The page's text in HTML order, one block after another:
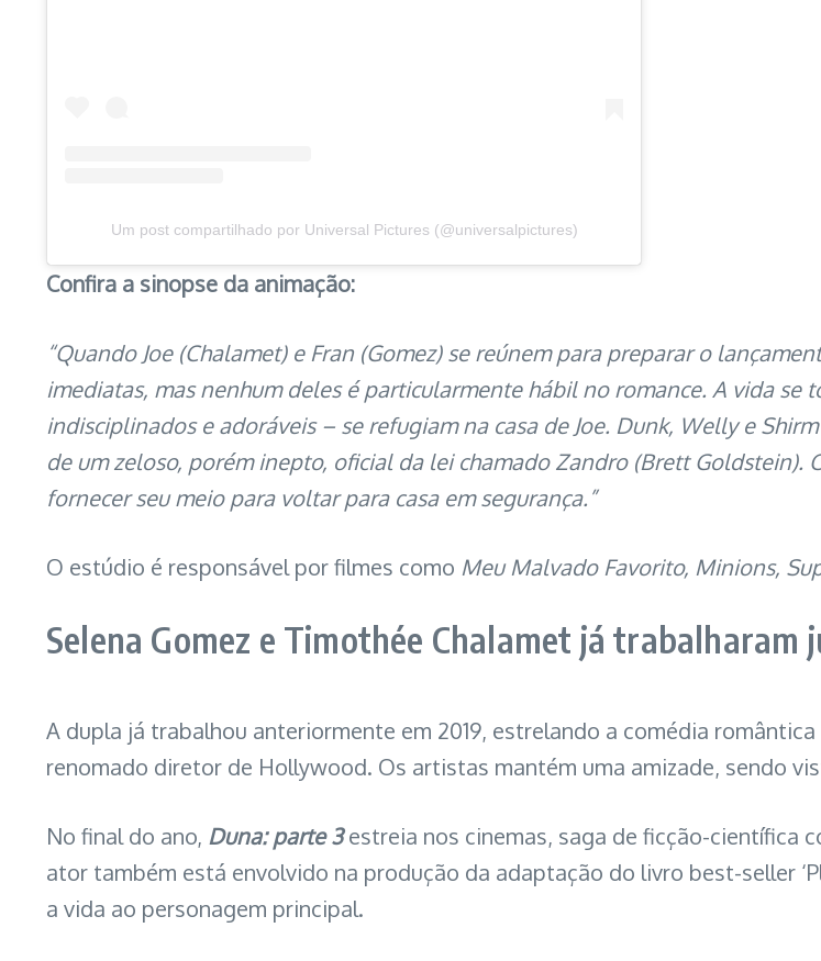
Um post compartilhado por Universal Pictures (@universalpictures)
Confira a sinopse da animação:
“Quando Joe (Chalamet) e Fran (Gomez) se reúnem para preparar o
imediatas, mas nenhum deles é particularmente hábil no romance. A vida
indisciplinados e adoráveis – se refugiam na casa de Joe. Dunk, Welly e
de um zeloso, porém inepto, oficial da lei chamado Zandro (Brett
fornecer seu meio para voltar para casa em segurança.”
O estúdio é responsável por filmes como Meu Malvado Favorito, Minions,
Selena Gomez e Timothée Chalamet já trabalharam
A dupla já trabalhou anteriormente em 2019, estrelando a comédia romântica
renomado diretor de Hollywood. Os artistas mantém uma amizade, sendo
No final do ano, Duna: parte 3estreia nos cinemas, saga de ficção-científica
ator também está envolvido na produção da adaptação do livro best-seller
a vida ao personagem principal.